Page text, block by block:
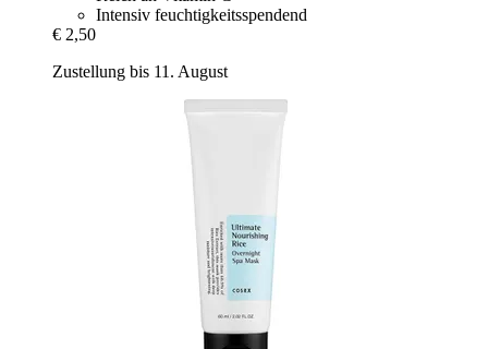
Intensiv feuchtigkeitsspendend
€ 2,50
Zustellung bis 11. August